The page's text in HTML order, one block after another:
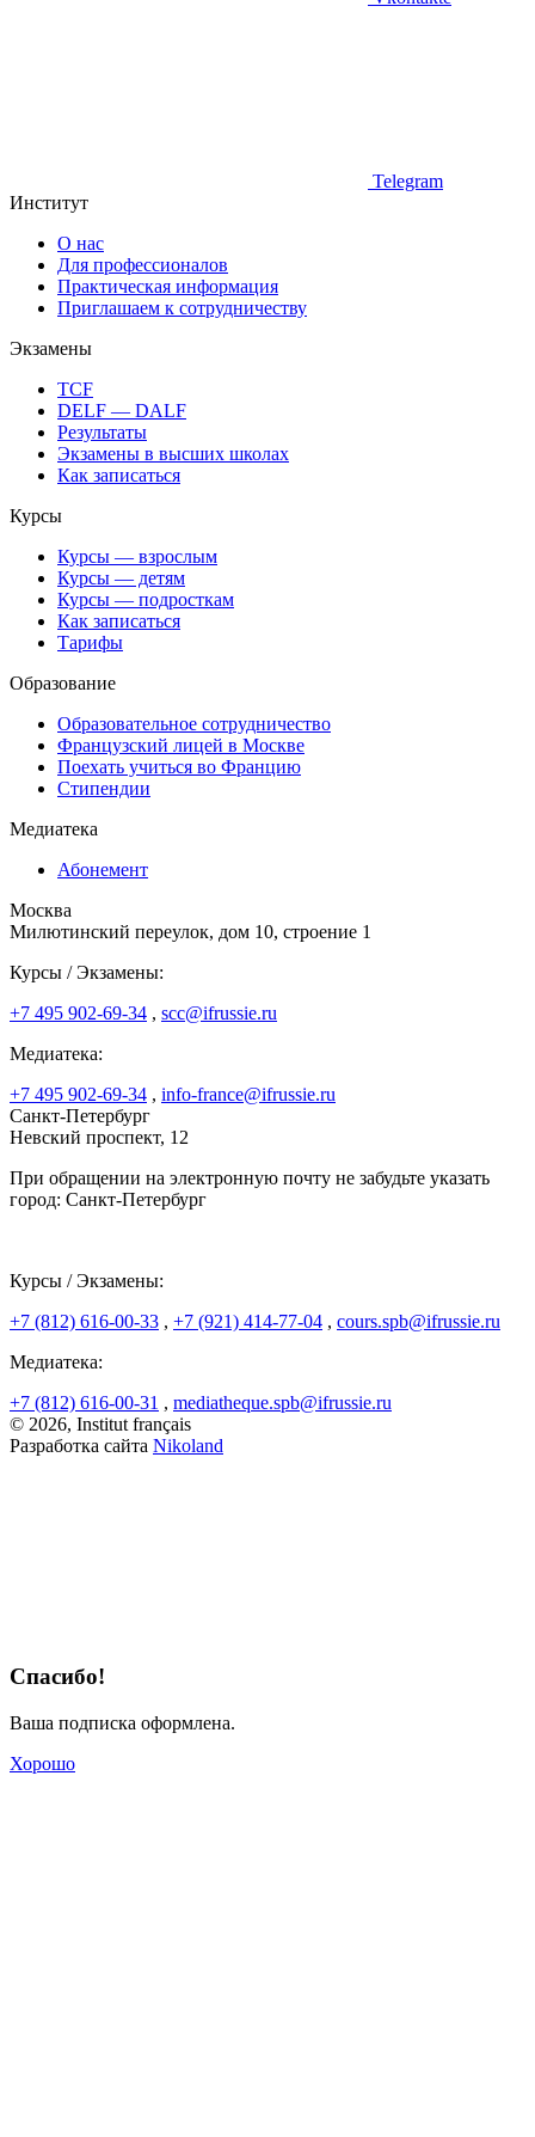
Telegram
Институт
О нас
Для профессионалов
Практическая информация
Приглашаем к сотрудничеству
Экзамены
TCF
DELF — DALF
Результаты
Экзамены в высших школах
Как записаться
Курсы
Курсы — взрослым
Курсы — детям
Курсы — подросткам
Как записаться
Тарифы
Образование
Образовательное сотрудничество
Французский лицей в Москве
Поехать учиться во Францию
Стипендии
Медиатека
Абонемент
Москва
Милютинский переулок, дом 10, строение 1
Курсы / Экзамены:
+7 495 902-69-34 , scc@ifrussie.ru
Медиатека:
+7 495 902-69-34 , info-france@ifrussie.ru
Санкт-Петербург
Невский проспект, 12
При обращении на электронную почту не забудьте указать
город: Санкт-Петербург
Курсы / Экзамены:
+7 (812) 616-00-33 , +7 (921) 414-77-04 , cours.spb@ifrussie.ru
Медиатека:
+7 (812) 616-00-31 , mediatheque.spb@ifrussie.ru
© 2026, Institut français
Разработка сайта Nikoland
Спасибо!
Ваша подписка оформлена.
Хорошо